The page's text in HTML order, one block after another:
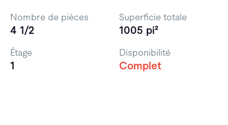
Nombre de pièces
4 1/2
Superficie totale
1005 pi²
Étage
1
Disponibilité
Complet